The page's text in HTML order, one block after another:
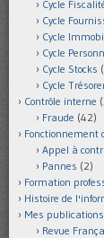
Cycle
Cycle
Cycle
Cycle
Cycle Stocks
Cycle
Contrôle interne
Fraude (42)
Fonctionnement
Appel à
Pannes (2)
Formation
Histoire de
Mes publications
Revue